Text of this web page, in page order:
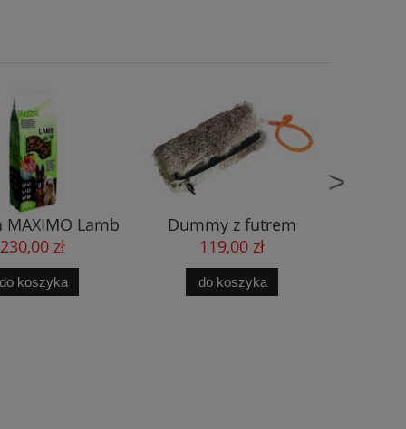
MAXIMO Lamb
20kg
230,00 zł
do koszyka
Dummy z futrem
królika na smakołyki S
119,00 zł
do koszyka
>